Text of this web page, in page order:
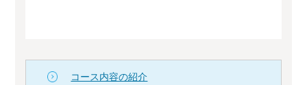
コース内容の紹介